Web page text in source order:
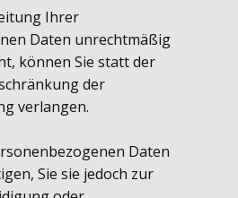
Ihrer
Daten unrechtmäßig
können Sie statt der
der
verlangen.
Daten
Sie sie jedoch zur